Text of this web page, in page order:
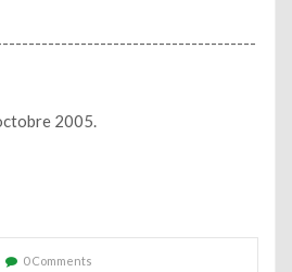
2005.
0 Comments